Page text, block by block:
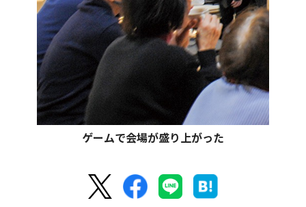
ゲームで会場が盛り上がった